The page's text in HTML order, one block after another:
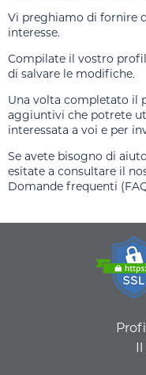
Vi preghiamo di fornire
interesse.
Compilate il vostro
di salvare le modifiche.
Una volta completato il
aggiuntivi che potrete
interessata a voi e per
Se avete bisogno di
esitate a consultare il
Domande frequenti